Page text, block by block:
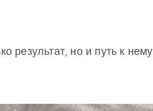
результат, но и путь к